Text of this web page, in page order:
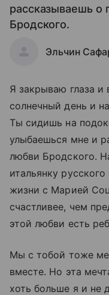
рассказываешь о
Бродского.
Эльчин
Я закрываю глаза и
солнечный день и
Ты сидишь на
улыбаешься мне и
любви Бродского.
итальянку
жизни с Марией
счастливее, чем
этой любви есть
Мы с тобой тоже
вместе. Но эта
хоть больше я и не